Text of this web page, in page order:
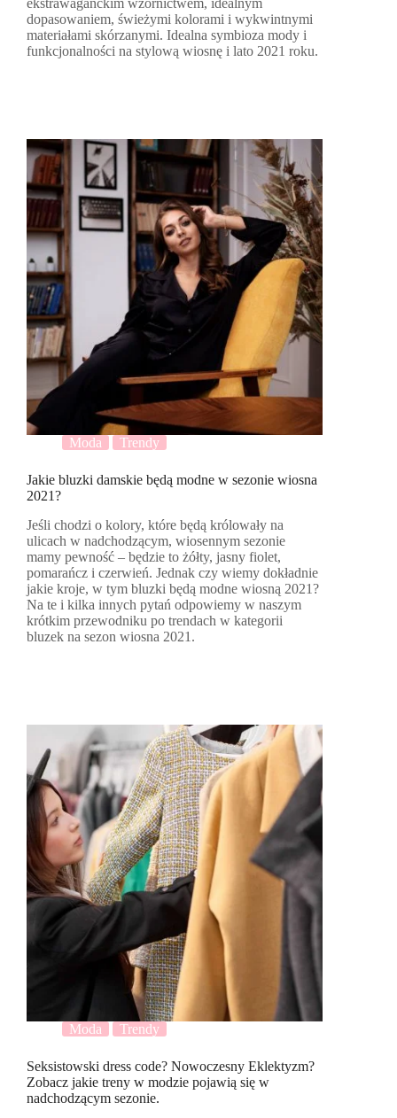
ekstrawaganckim wzornictwem, idealnym
dopasowaniem, świeżymi kolorami i wykwintnymi
materiałami skórzanymi. Idealna symbioza mody i
funkcjonalności na stylową wiosnę i lato 2021 roku.
Moda Trendy
Jakie bluzki damskie będą modne w sezonie wiosna
2021?
Jeśli chodzi o kolory, które będą królowały na
ulicach w nadchodzącym, wiosennym sezonie
mamy pewność – będzie to żółty, jasny fiolet,
pomarańcz i czerwień. Jednak czy wiemy dokładnie
jakie kroje, w tym bluzki będą modne wiosną 2021?
Na te i kilka innych pytań odpowiemy w naszym
krótkim przewodniku po trendach w kategorii
bluzek na sezon wiosna 2021.
Moda Trendy
Seksistowski dress code? Nowoczesny Eklektyzm?
Zobacz jakie treny w modzie pojawią się w
nadchodzącym sezonie.